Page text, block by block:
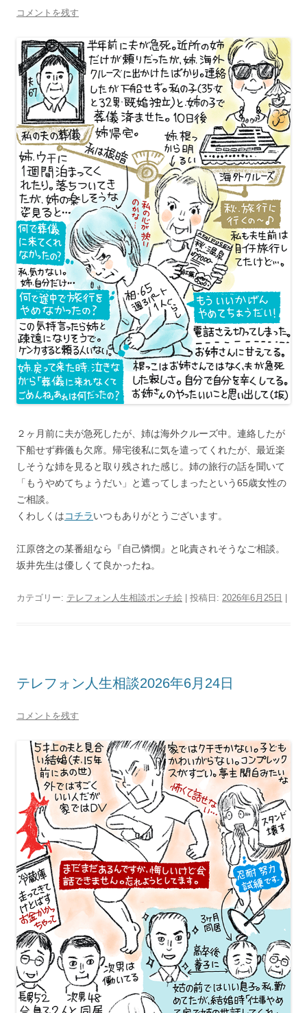
コメントを残す
２ヶ月前に夫が急死したが、姉は海外クルーズ中。連絡したが
下船せず葬儀も欠席。帰宅後私に気を遣ってくれたが、最近楽
しそうな姉を見ると取り残された感じ。姉の旅行の話を聞いて
「もうやめてちょうだい」と遮ってしまったという65歳女性の
ご相談。
くわしくはコチラいつもありがとうございます。
江原啓之の某番組なら『自己憐憫』と叱責されそうなご相談。
坂井先生は優しくて良かったね。
カテゴリー: テレフォン人生相談ポンチ絵 | 投稿日: 2026年6月25日 |
テレフォン人生相談2026年6月24日
コメントを残す